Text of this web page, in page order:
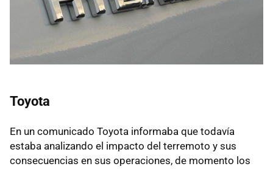
Toyota
En un comunicado Toyota informaba que todavía
estaba analizando el impacto del terremoto y sus
consecuencias en sus operaciones, de momento los